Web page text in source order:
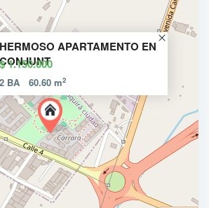
HERMOSO APARTAMENTO EN
CONJUNT
$ 1.150.000
2 BA 60.60 m2